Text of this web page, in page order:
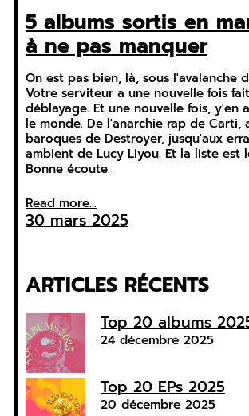
5 albums sortis en
à ne pas manquer
On est pas bien, là, sous l'avalanche
Votre serviteur a une nouvelle fois
déblayage. Et une nouvelle fois, y'en
le monde. De l'anarchie rap de Carti,
baroques de Destroyer, jusqu'aux
ambient de Lucy Liyou. Et la liste est
Bonne écoute.
Read more...
30 mars 2025
ARTICLES RÉCENTS
Top 20 albums
24 décembre 2025
Top 20 EPs 2025
20 décembre 2025